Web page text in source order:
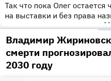
Так что пока Олег
на выставки и без права
Владимир
смерти
2030 году